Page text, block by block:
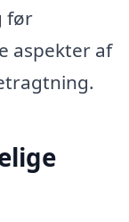
før
aspekter af